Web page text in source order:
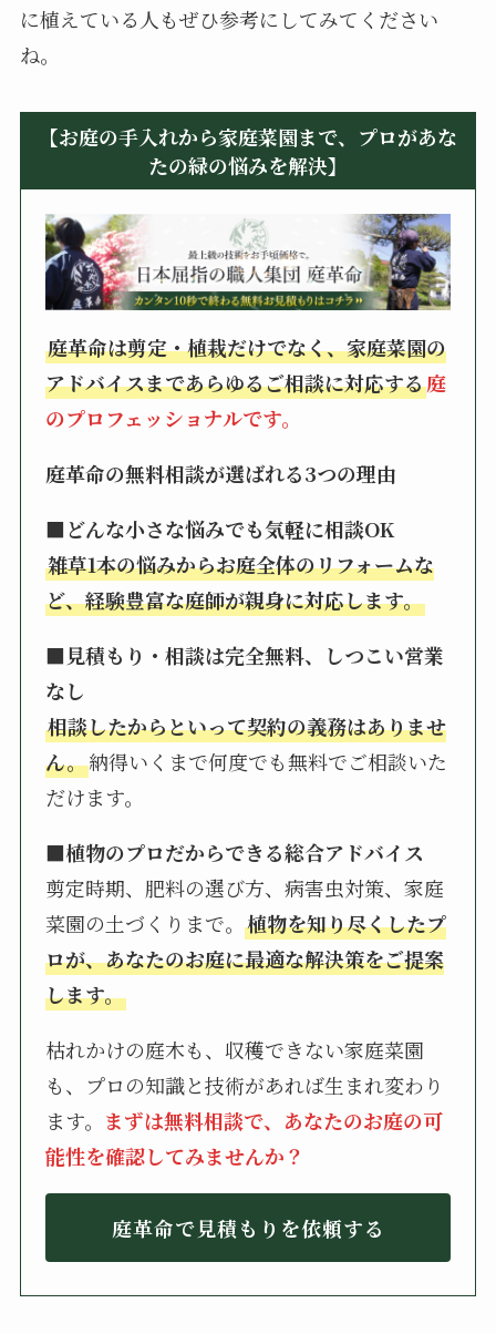
に植えている人もぜひ参考にしてみてください
ね。
【お庭の手入れから家庭菜園まで、プロがあな
たの緑の悩みを解決】
庭革命は剪定・植栽だけでなく、家庭菜園の
アドバイスまであらゆるご相談に対応する庭
のプロフェッショナルです。
庭革命の無料相談が選ばれる3つの理由
■どんな小さな悩みでも気軽に相談OK
雑草1本の悩みからお庭全体のリフォームな
ど、経験豊富な庭師が親身に対応します。
■見積もり・相談は完全無料、しつこい営業
なし
相談したからといって契約の義務はありませ
ん。納得いくまで何度でも無料でご相談いた
だけます。
■植物のプロだからできる総合アドバイス
剪定時期、肥料の選び方、病害虫対策、家庭
菜園の土づくりまで。植物を知り尽くしたプ
ロが、あなたのお庭に最適な解決策をご提案
します。
枯れかけの庭木も、収穫できない家庭菜園
も、プロの知識と技術があれば生まれ変わり
ます。 まずは無料相談で、あなたのお庭の可
能性を確認してみませんか？
庭革命で見積もりを依頼する